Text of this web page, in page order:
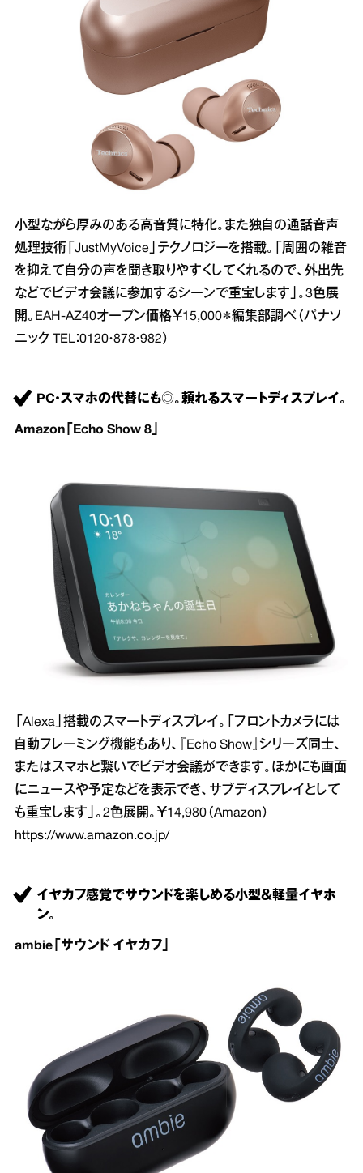
小型ながら厚みのある高音質に特化。また独自の通話音声
処理技術「JustMyVoice」テクノロジーを搭載。「周囲の雑音
を抑えて自分の声を聞き取りやすくしてくれるので、外出先
などでビデオ会議に参加するシーンで重宝します」。3色展
開。EAH‐AZ40オープン価格￥15,000＊編集部調べ（パナソ
ニック TEL：0120・878・982）
PC・スマホの代替にも◎。頼れるスマートディスプレイ。
Amazon「Echo Show 8」
「Alexa」搭載のスマートディスプレイ。「フロントカメラには
自動フレーミング機能もあり、『Echo Show』シリーズ同士、
またはスマホと繋いでビデオ会議ができます。ほかにも画面
にニュースや予定などを表示でき、サブディスプレイとして
も重宝します」。2色展開。￥14,980（Amazon）
https://www.amazon.co.jp/
イヤカフ感覚でサウンドを楽しめる小型＆軽量イヤホ
ン。
ambie「サウンド イヤカフ」